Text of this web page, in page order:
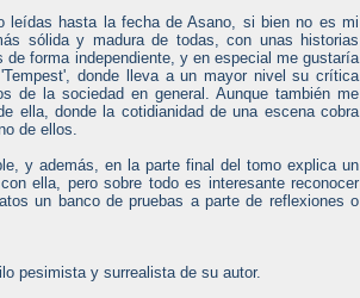
leídas hasta la fecha de Asano, si bien no es mi
sólida y madura de todas, con unas historias
forma independiente, y en especial me gustaría
donde lleva a un mayor nivel su crítica
de la sociedad en general. Aunque también me
ella, donde la cotidianidad de una escena cobra
de ellos.
y además, en la parte final del tomo explica un
ella, pero sobre todo es interesante reconocer
un banco de pruebas a parte de reflexiones o
pesimista y surrealista de su autor.